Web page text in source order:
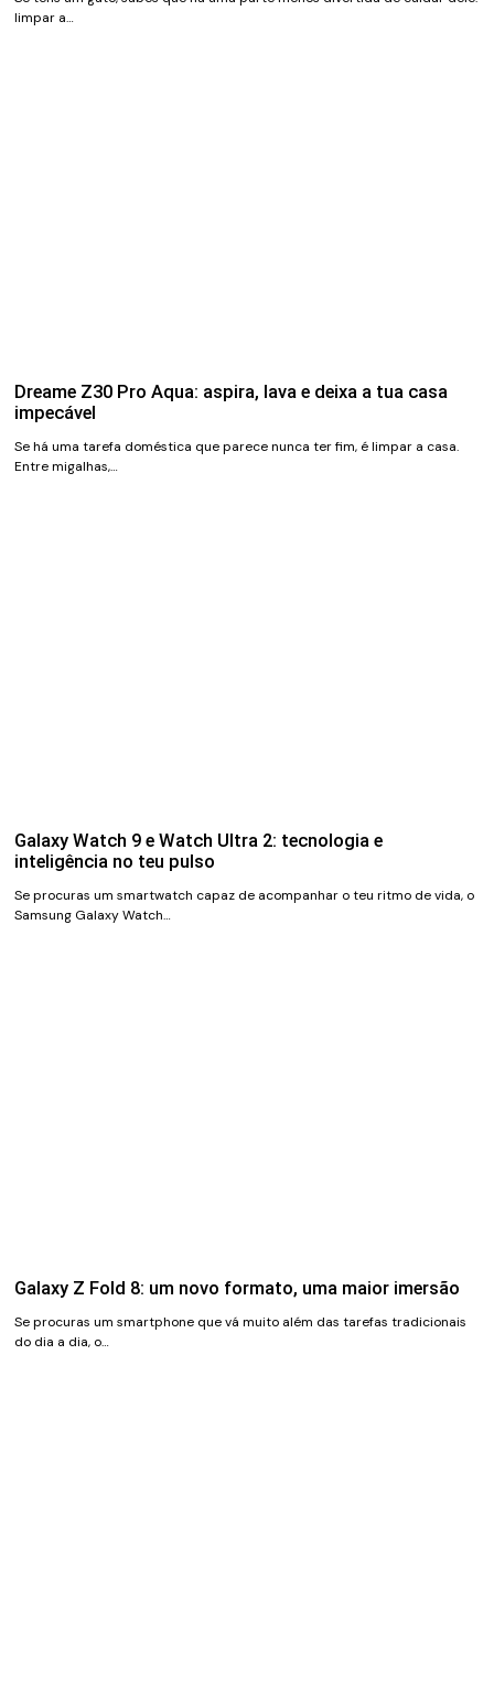
limpar a…
Dreame Z30 Pro Aqua: aspira, lava e deixa a tua casa
impecável
Se há uma tarefa doméstica que parece nunca ter fim, é limpar a casa.
Entre migalhas,…
Galaxy Watch 9 e Watch Ultra 2: tecnologia e
inteligência no teu pulso
Se procuras um smartwatch capaz de acompanhar o teu ritmo de vida, o
Samsung Galaxy Watch…
Galaxy Z Fold 8: um novo formato, uma maior imersão
Se procuras um smartphone que vá muito além das tarefas tradicionais
do dia a dia, o…